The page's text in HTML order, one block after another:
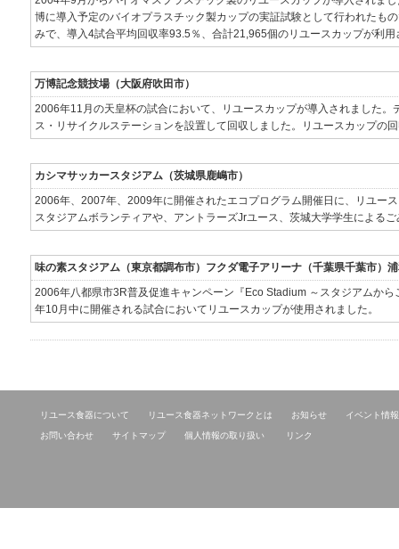
博に導入予定のバイオプラスチック製カップの実証試験として行われたも
みで、導入4試合平均回収率93.5％、合計21,965個のリユースカップが利用
万博記念競技場（大阪府吹田市）
2006年11月の天皇杯の試合において、リユースカップが導入されました
ス・リサイクルステーションを設置して回収しました。リユースカップの
カシマサッカースタジアム（茨城県鹿嶋市）
2006年、2007年、2009年に開催されたエコプログラム開催日に、リユー
スタジアムボランティアや、アントラーズJrユース、茨城大学学生による
味の素スタジアム（東京都調布市）フクダ電子アリーナ（千葉県千葉市）
2006年八都県市3R普及促進キャンペーン『Eco Stadium ～スタジアムか
年10月中に開催される試合においてリユースカップが使用されました。
リユース食器について リユース食器ネットワークとは お知らせ イベント情報
お問い合わせ サイトマップ 個人情報の取り扱い リンク